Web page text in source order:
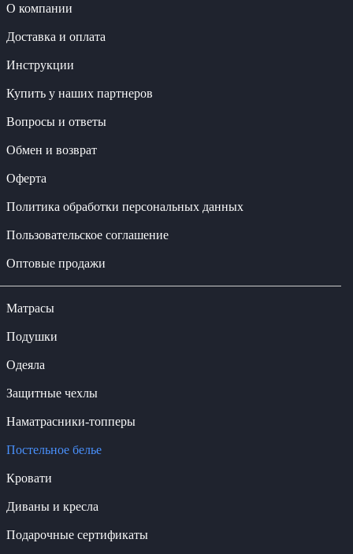
О компании
Доставка и оплата
Инструкции
Купить у наших партнеров
Вопросы и ответы
Обмен и возврат
Оферта
Политика обработки персональных данных
Пользовательское соглашение
Оптовые продажи
Матрасы
Подушки
Одеяла
Защитные чехлы
Наматрасники-топперы
Постельное белье
Кровати
Диваны и кресла
Подарочные сертификаты